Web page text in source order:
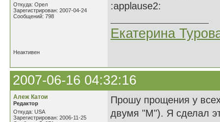
Откуда: Орел
Зарегистрирован: 2007-04-24
Сообщений: 798
:applause2:
Екатерина
Неактивен
2007-06-16 04:32:16
Алеж Катои
Редактор
Откуда: USA
Зарегистрирован: 2006-11-25
Прошу прощения у
двумя "М"). Я сделал